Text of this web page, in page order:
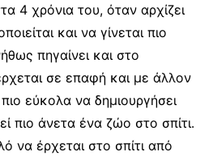
4 χρόνια του, όταν αρχίζει
και να γίνεται πιο
πηγαίνει και στο
σε επαφή και με άλλον
εύκολα να δημιουργήσει
πιο άνετα ένα ζώο στο σπίτι.
να έρχεται στο σπίτι από